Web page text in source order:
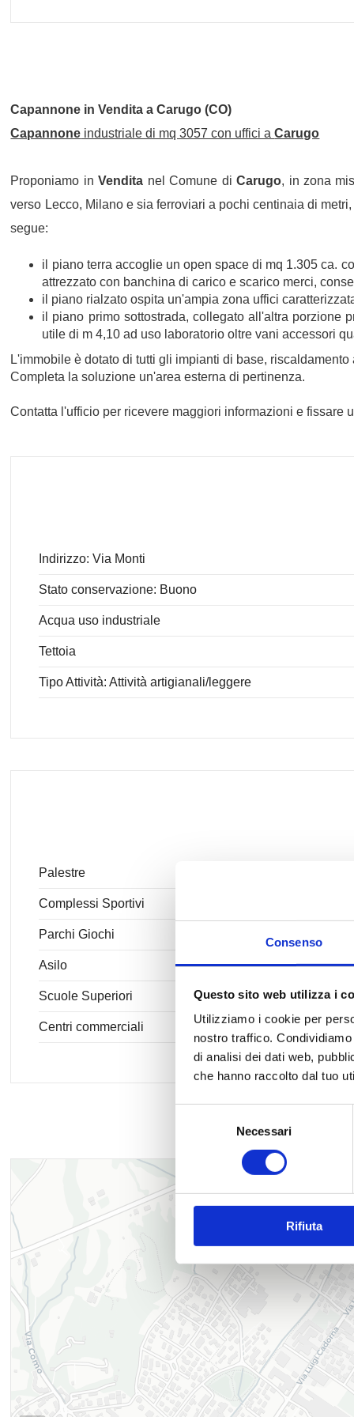
Consenso
Questo sito web utilizza i
Utilizziamo i cookie per
nostro traffico.
di analisi dei dati web,
che hanno raccolto dal tuo
Necessari
Rifiuta
Capannone inVendita aCarugo (CO)
Capannone industriale di mq 3057 con uffici aCarugo
Proponiamo inVendita nel Comune diCarugo, in zona
verso Lecco, Milano e sia ferroviari a pochi centinaia di
segue:
il piano terra accoglie un open space di mq 1.305 ca.
attrezzato con banchina di carico e scarico merci,
il piano rialzato ospita un'ampia zona uffici
il piano primo sottostrada, collegato all'altra porzione
utile di m 4,10 ad uso laboratorio oltre vani accessori
L'immobile è dotato di tutti gli impianti di base,
Completa la soluzione un'area esterna di pertinenza.
Contatta l'ufficio per ricevere maggiori informazioni e fissare
Indirizzo: Via Monti
Stato conservazione: Buono
Acqua uso industriale
Tettoia
Tipo Attività: Attività artigianali/leggere
Palestre
Complessi Sportivi
Parchi Giochi
Asilo
Scuole Superiori
Centri commerciali